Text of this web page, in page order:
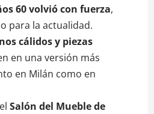
60 volvió con fuerza,
para la actualidad.
cálidos y piezas
en una versión más
en Milán como en
Salón del Mueble de